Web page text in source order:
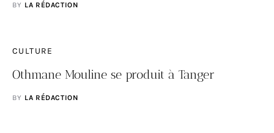
BY LA RÉDACTION
CULTURE
Othmane Mouline se produit à Tanger
BY LA RÉDACTION